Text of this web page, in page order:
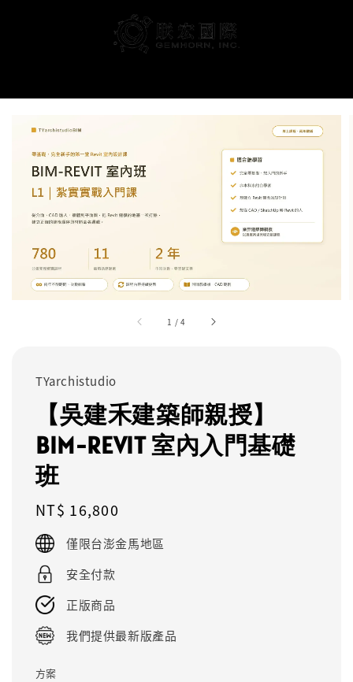
1 /4
TYarchistudio
【吳建禾建築師親授】
BIM-REVIT 室內入門基礎
班
Regular
price
NT$ 16,800
僅限台澎金馬地區
安全付款
正版商品
我們提供最新版產品
方案